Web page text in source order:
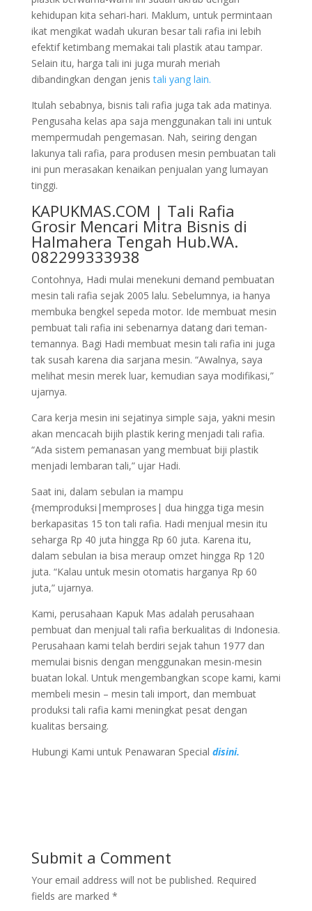
kehidupan kita sehari-hari. Maklum, untuk permintaan
ikat mengikat wadah ukuran besar tali rafia ini lebih
efektif ketimbang memakai tali plastik atau tampar.
Selain itu, harga tali ini juga murah meriah
dibandingkan dengan jenistali yang lain.
Itulah sebabnya, bisnis tali rafia juga tak ada matinya.
Pengusaha kelas apa saja menggunakan tali ini untuk
mempermudah pengemasan. Nah, seiring dengan
lakunya tali rafia, para produsen mesin pembuatan tali
ini pun merasakan kenaikan penjualan yang lumayan
tinggi.
KAPUKMAS.COM | Tali Rafia
Grosir Mencari Mitra Bisnis di
Halmahera Tengah Hub.WA.
082299333938
Contohnya, Hadi mulai menekuni demand pembuatan
mesin tali rafia sejak 2005 lalu. Sebelumnya, ia hanya
membuka bengkel sepeda motor. Ide membuat mesin
pembuat tali rafia ini sebenarnya datang dari teman-
temannya. Bagi Hadi membuat mesin tali rafia ini juga
tak susah karena dia sarjana mesin. “Awalnya, saya
melihat mesin merek luar, kemudian saya modifikasi,”
ujarnya.
Cara kerja mesin ini sejatinya simple saja, yakni mesin
akan mencacah bijih plastik kering menjadi tali rafia.
“Ada sistem pemanasan yang membuat biji plastik
menjadi lembaran tali,” ujar Hadi.
Saat ini, dalam sebulan ia mampu
{memproduksi|memproses| dua hingga tiga mesin
berkapasitas 15 ton tali rafia. Hadi menjual mesin itu
seharga Rp 40 juta hingga Rp 60 juta. Karena itu,
dalam sebulan ia bisa meraup omzet hingga Rp 120
juta. “Kalau untuk mesin otomatis harganya Rp 60
juta,” ujarnya.
Kami, perusahaan Kapuk Mas adalah perusahaan
pembuat dan menjual tali rafia berkualitas di Indonesia.
Perusahaan kami telah berdiri sejak tahun 1977 dan
memulai bisnis dengan menggunakan mesin-mesin
buatan lokal. Untuk mengembangkan scope kami, kami
membeli mesin – mesin tali import, dan membuat
produksi tali rafia kami meningkat pesat dengan
kualitas bersaing.
Hubungi Kami untuk Penawaran Special disini.
Submit a Comment
Your email address will not be published. Required
fields are marked *